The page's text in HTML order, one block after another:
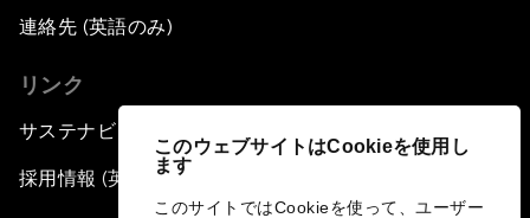
このウェブサイトはCookieを使用し
ます
このサイトではCookieを使って、ユーザー
連絡先 (英語のみ)
リンク
サステナビリティへの取り組み
採用情報 (英語のみ)